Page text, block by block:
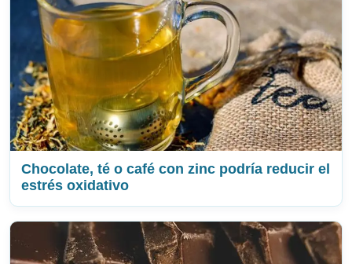
Chocolate, té o café con zinc podría reducir el
estrés oxidativo